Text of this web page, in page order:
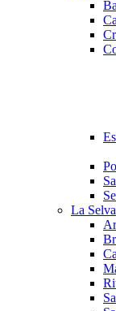
La Selva